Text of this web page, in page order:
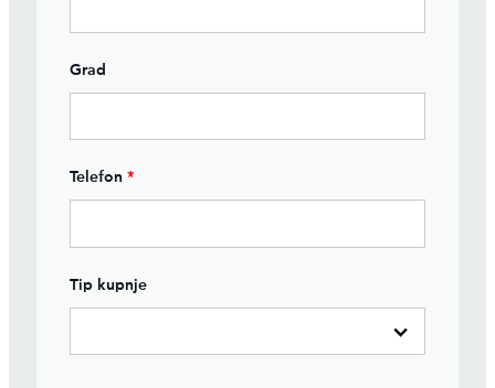
Grad
Telefon *
Tip kupnje